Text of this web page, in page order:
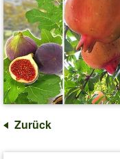
Zurück